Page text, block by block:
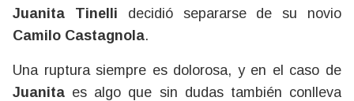
Juanita Tinelli decidió separarse de su novio
Camilo Castagnola.
Una ruptura siempre es dolorosa, y en el caso de
Juanita es algo que sin dudas también conlleva